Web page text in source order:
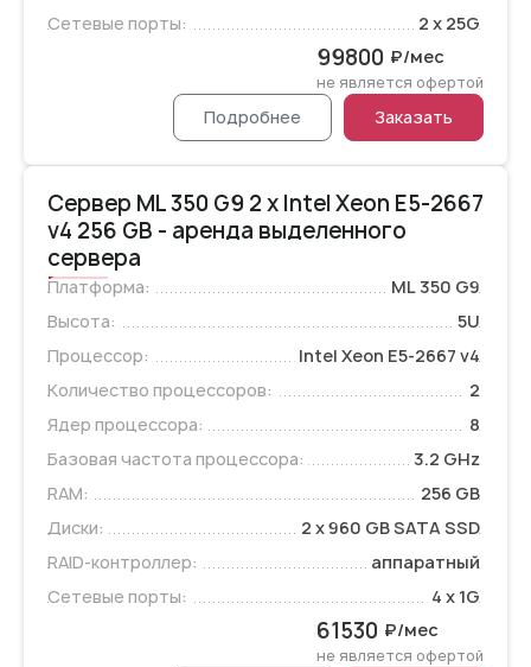
Сетевые порты: 2 x 25G
99800 ₽/мес
не является офертой
Подробнее Заказать
Сервер ML 350 G9 2 x Intel Xeon E5-2667
v4 256 GB - аренда выделенного
сервера
Платформа:
ML 350 G9
Высота:
5U
Процессор:
Intel Xeon E5-2667 v4
Количество процессоров:
2
Ядер процессора:
8
Базовая частота процессора:
3.2 GHz
RAM:
256 GB
Диски:
2 x 960 GB SATA SSD
RAID-контроллер:
аппаратный
Сетевые порты:
4 x 1G
61530 ₽/мес
не является офертой